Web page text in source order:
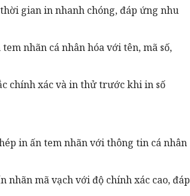
gianin nhanh chóng, đáp ứng nhu
nhãn cá nhân hóa với tên, mã số,
chính xác và in thử trước khi in số
in ấn tem nhãn với thông tin cá nhân
nhãn mã vạch với độ chính xác cao, đáp